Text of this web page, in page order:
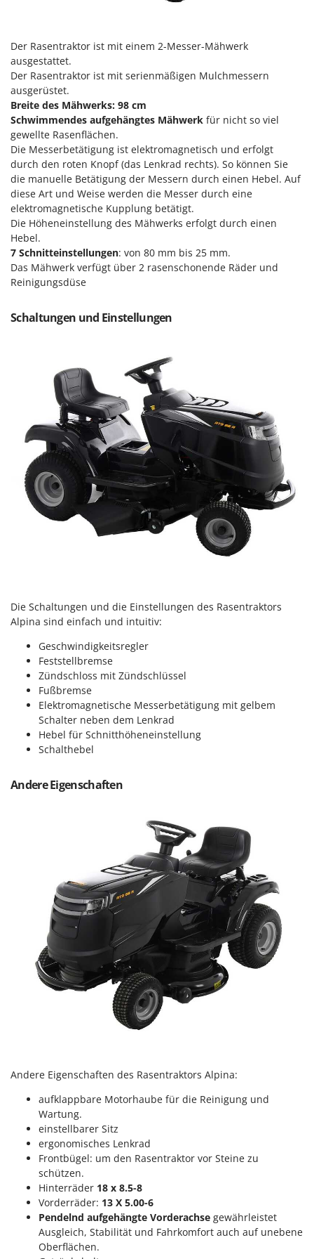
Marcato
Marina Systems
Master
Mastercook
McCulloch
MCH
Michelin
Mille
Minox
Mockmill
More than chef
MOSA
Mowox
New O.M.R.A.
Nilfisk
Ninja
Novatec
Novital
NuAir
NuovaFac
OMA
Ompagrill
Ooni
Oriental Koshin
Outdoorchef
Palumbo Pavi
Prismafood
R.G.V.
Rato
Reber
Redback
Ritter
River Systems
Robomow
Rossofuoco
Rover Pompe
Royal Food
Ryobi
S.T.P.
Der Rasentraktor ist mit einem 2-Messer-Mähwerk
ausgestattet.
Der Rasentraktor ist mit serienmäßigen Mulchmessern
ausgerüstet.
Breite des Mähwerks: 98 cm
Schwimmendes aufgehängtes Mähwerk für nicht so viel
gewellte Rasenflächen.
Die Messerbetätigung ist elektromagnetisch und erfolgt
durch den roten Knopf (das Lenkrad rechts). So können Sie
die manuelle Betätigung der Messern durch einen Hebel. Auf
diese Art und Weise werden die Messer durch eine
elektromagnetische Kupplung betätigt.
Die Höheneinstellung des Mähwerks erfolgt durch einen
Hebel.
7 Schnitteinstellungen: von 80 mm bis 25 mm.
Das Mähwerk verfügt über 2 rasenschonende Räder und
Reinigungsdüse
Schaltungen und Einstellungen
Die Schaltungen und die Einstellungen des Rasentraktors
Alpina sind einfach und intuitiv:
Geschwindigkeitsregler
Feststellbremse
Zündschloss mit Zündschlüssel
Fußbremse
Elektromagnetische Messerbetätigung mit gelbem
Schalter neben dem Lenkrad
Hebel für Schnitthöheneinstellung
Schalthebel
Andere Eigenschaften
Andere Eigenschaften des Rasentraktors Alpina:
aufklappbare Motorhaube für die Reinigung und
Wartung.
einstellbarer Sitz
ergonomisches Lenkrad
Frontbügel: um den Rasentraktor vor Steine zu
schützen.
Hinterräder 18 x 8.5-8
Vorderräder: 13 X 5.00-6
Pendelnd aufgehängte Vorderachse gewährleistet
Ausgleich, Stabilität und Fahrkomfort auch auf unebene
Oberflächen.